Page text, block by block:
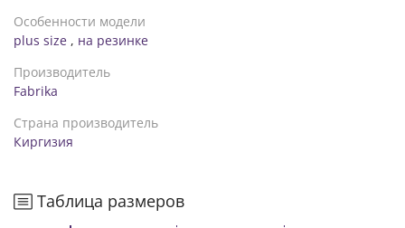
Особенности модели
plus size , на резинке
Производитель
Fabrika
Страна производитель
Киргизия
Таблица размеров